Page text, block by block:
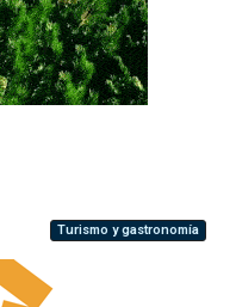
Turismo y gastronomía